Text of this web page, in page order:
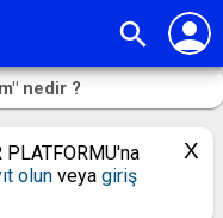
search person
nedir ?
PLATFORMU'na
olun veya giriş